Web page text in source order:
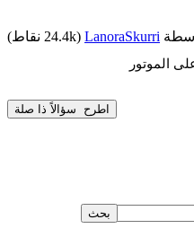
LanoraSkurri
(
24.4k نقاط)
الموتور